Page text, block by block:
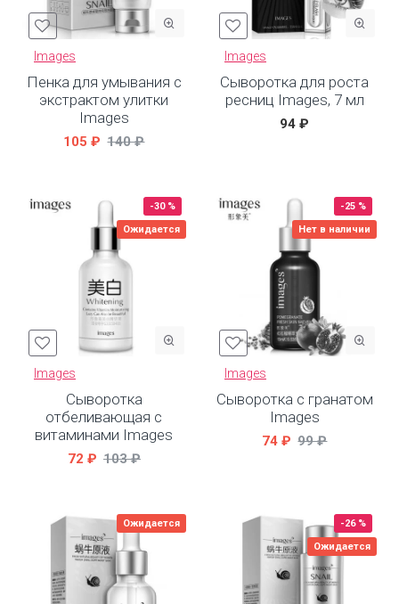
Images
Пенка для умывания с
экстрактом улитки
Images
105 ₽ 140 ₽
Images
Сыворотка для роста
ресниц Images, 7 мл
94 ₽
-30 %
Ожидается
Images
Сыворотка
отбеливающая с
витаминами Images
72 ₽ 103 ₽
-25 %
Нет в наличии
Images
Сыворотка с гранатом
Images
74 ₽ 99 ₽
Ожидается
-26 %
Ожидается